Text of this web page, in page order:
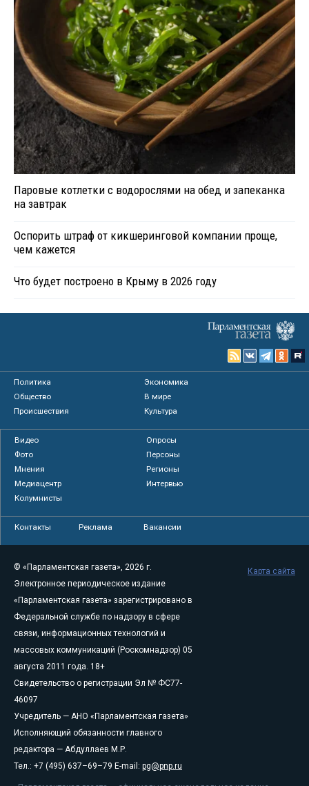
Паровые котлетки с водорослями на обед и запеканка
на завтрак
Оспорить штраф от кикшеринговой компании проще,
чем кажется
Что будет построено в Крыму в 2026 году
Политика
Экономика
Общество
В мире
Происшествия
Культура
Видео
Опросы
Фото
Персоны
Мнения
Регионы
Медиацентр
Интервью
Колумнисты
Контакты Реклама Вакансии
© «Парламентская газета», 2026 г.
Электронное периодическое издание
«Парламентская газета» зарегистрировано в
Федеральной службе по надзору в сфере
связи, информационных технологий и
массовых коммуникаций (Роскомнадзор) 05
августа 2011 года. 18+
Свидетельство о регистрации Эл № ФС77-
46097
Учредитель — АНО «Парламентская газета»
Исполняющий обязанности главного
редактора — Абдуллаев М.Р.
Тел.: +7 (495) 637–69–79 E-mail: pg@pnp.ru
Карта сайта